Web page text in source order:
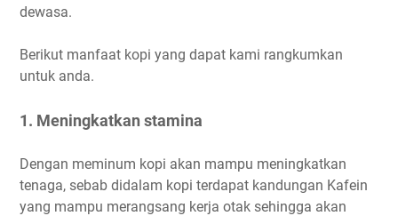
dewasa.
Berikut manfaat kopi yang dapat kami rangkumkan
untuk anda.
1. Meningkatkan stamina
Dengan meminum kopi akan mampu meningkatkan
tenaga, sebab didalam kopi terdapat kandungan Kafein
yang mampu merangsang kerja otak sehingga akan